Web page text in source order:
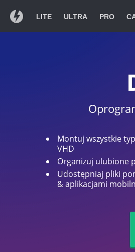
LITE ULTRA PRO
Montuj wszystkie
VHD
Organizuj ulubione
Udostępniaj pliki
& aplikacjami
Kliknij dwuktrotnie na
DAEMONTools.dmg na
liście pobierań.